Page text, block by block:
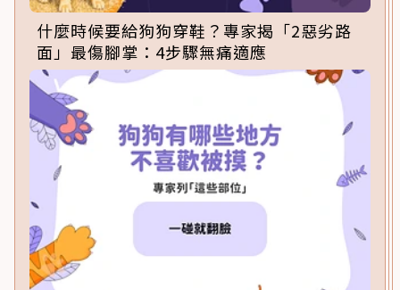
什麼時候要給狗狗穿鞋？專家揭「2惡劣路
面」最傷腳掌：4步驟無痛適應